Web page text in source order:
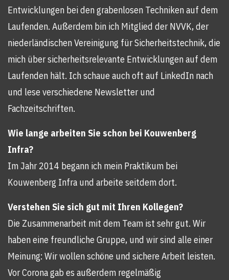
Entwicklungen bei den grabenlosen Techniken auf dem
Laufenden. Außerdem bin ich Mitglied der NVVK, der
niederländischen Vereinigung für Sicherheitstechnik, die
mich über sicherheitsrelevante Entwicklungen auf dem
Laufenden hält. Ich schaue auch oft auf LinkedIn nach
und lese verschiedene Newsletter und
Fachzeitschriften.
Wie lange arbeiten Sie schon bei Kouwenberg
Infra?
Im Jahr 2014 begann ich mein Praktikum bei
Kouwenberg Infra und arbeite seitdem dort.
Verstehen Sie sich gut mit Ihren Kollegen?
Die Zusammenarbeit mit dem Team ist sehr gut. Wir
haben eine freundliche Gruppe, und wir sind alle einer
Meinung: Wir wollen schöne und sichere Arbeit leisten.
Vor Corona gab es außerdem regelmäßig